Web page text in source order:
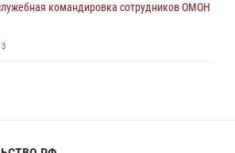
командировка сотрудников ОМОН
3